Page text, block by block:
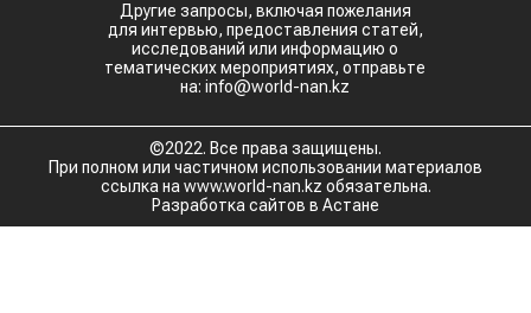
Другие запросы, включая пожелания
для интервью, предоставления статей,
исследований или информацию о
тематических мероприятиях, отправьте
на: info@world-nan.kz
©2022. Все права защищены.
При полном или частичном использовании материалов
ссылка на www.world-nan.kz обязательна.
Разработка сайтов в Астане